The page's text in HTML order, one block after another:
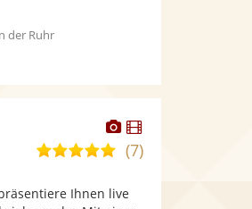
der Ruhr
Dieser
Künstler
stellt
bereit.
Dieser
Künstler
4,8
5
(7)
Ihnen live